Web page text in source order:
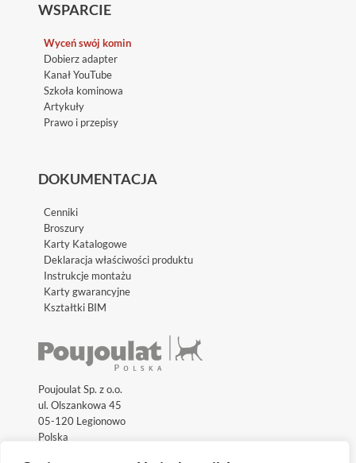
WSPARCIE
Wyceń swój komin
Dobierz adapter
Kanał YouTube
Szkoła kominowa
Artykuły
Prawo i przepisy
DOKUMENTACJA
Cenniki
Broszury
Karty Katalogowe
Deklaracja właściwości produktu
Instrukcje montażu
Karty gwarancyjne
Kształtki BIM
Poujoulat Sp. z o.o.
ul. Olszankowa 45
05-120 Legionowo
Polska